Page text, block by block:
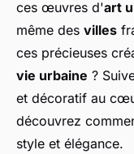
ces œuvres d'art
même des villes
ces précieuses
vie urbaine ?
et décoratif au
découvrez
style et élégance.